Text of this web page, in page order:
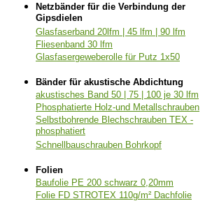
Netzbänder für die Verbindung der
Gipsdielen
Glasfaserband 20lfm | 45 lfm | 90 lfm
Fliesenband 30 lfm
Glasfasergeweberolle für Putz 1x50
Bänder für akustische Abdichtung
akustisches Band 50 | 75 | 100 je 30 lfm
Phosphatierte Holz-und Metallschrauben
Selbstbohrende Blechschrauben TEX -
phosphatiert
Schnellbauschrauben Bohrkopf
Folien
Baufolie PE 200 schwarz 0,20mm
Folie FD STROTEX 110g/m² Dachfolie